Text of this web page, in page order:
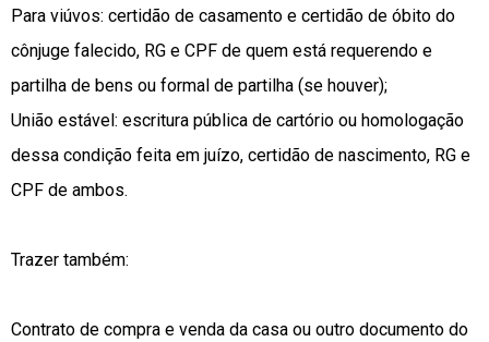
Para viúvos: certidão de casamento e certidão de óbito do
cônjuge falecido, RG e CPF de quem está requerendo e
partilha de bens ou formal de partilha (se houver);
União estável: escritura pública de cartório ou homologação
dessa condição feita em juízo, certidão de nascimento, RG e
CPF de ambos.
Trazer também:
Contrato de compra e venda da casa ou outro documento do